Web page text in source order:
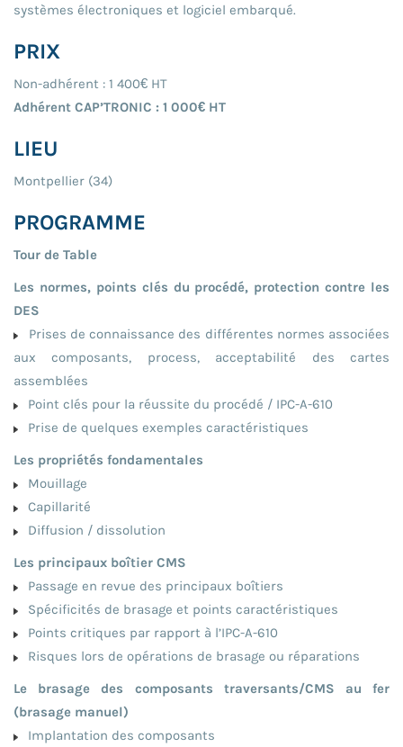
systèmes électroniques et logiciel embarqué.
PRIX
Non-adhérent : 1 400€ HT
Adhérent CAP’TRONIC : 1 000€ HT
LIEU
Montpellier (34)
PROGRAMME
Tour de Table
Les normes, points clés du procédé, protection contre les
DES
Prises de connaissance des différentes normes associées
aux composants, process, acceptabilité des cartes
assemblées
Point clés pour la réussite du procédé / IPC-A-610
Prise de quelques exemples caractéristiques
Les propriétés fondamentales
Mouillage
Capillarité
Diffusion / dissolution
Les principaux boîtier CMS
Passage en revue des principaux boîtiers
Spécificités de brasage et points caractéristiques
Points critiques par rapport à l’IPC-A-610
Risques lors de opérations de brasage ou réparations
Le brasage des composants traversants/CMS au fer
(brasage manuel)
Implantation des composants